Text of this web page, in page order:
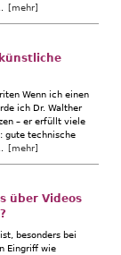
[mehr]
Wenn ich einen
ich Dr. Walther
– er erfüllt viele
gute technische
[mehr]
über Videos
besonders bei
Eingriff wie